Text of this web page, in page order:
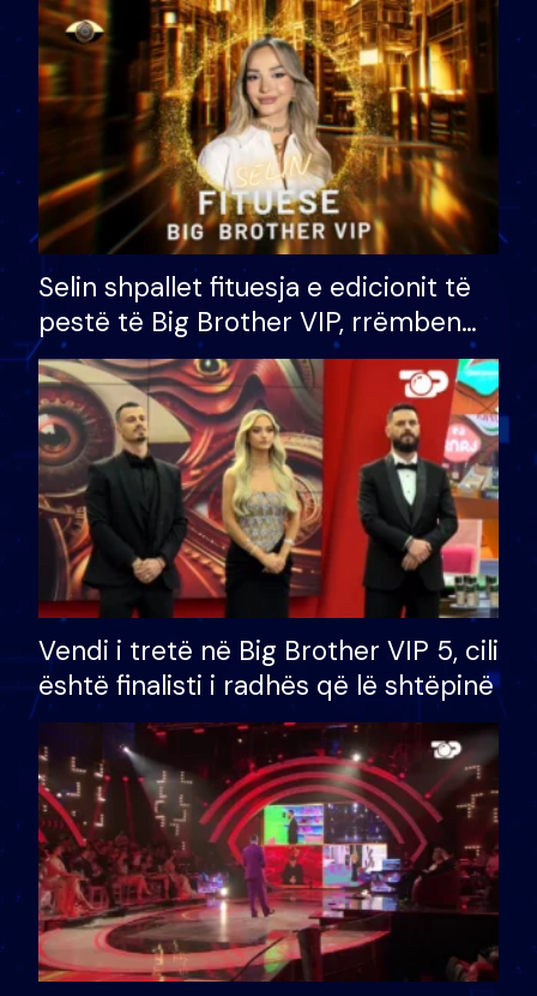
Selin shpallet fituesja e edicionit të
pestë të Big Brother VIP, rrëmben
çmimin e madh prej 100 mijë eurosh
Vendi i tretë në Big Brother VIP 5, cili
është finalisti i radhës që lë shtëpinë